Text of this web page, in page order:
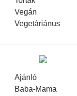
Vegán
Vegetáriánus
Ajánló
Baba-Mama